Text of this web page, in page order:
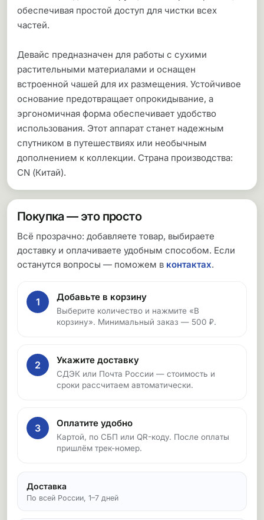
обеспечивая простой доступ для чистки всех
частей.
Девайс предназначен для работы с сухими
растительными материалами и оснащен
встроенной чашей для их размещения. Устойчивое
основание предотвращает опрокидывание, а
эргономичная форма обеспечивает удобство
использования. Этот аппарат станет надежным
спутником в путешествиях или необычным
дополнением к коллекции. Страна производства:
CN (Китай).
Покупка — это просто
Всё прозрачно: добавляете товар, выбираете
доставку и оплачиваете удобным способом. Если
останутся вопросы — поможем в контактах.
1 Добавьте в корзину
Выберите количество и нажмите «В
корзину». Минимальный заказ — 500 ₽.
2 Укажите доставку
СДЭК или Почта России — стоимость и
сроки рассчитаем автоматически.
3 Оплатите удобно
Картой, по СБП или QR-коду. После оплаты
пришлём трек-номер.
Доставка
По всей России, 1–7 дней